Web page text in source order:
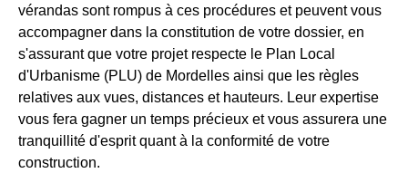
vérandas sont rompus à ces procédures et peuvent vous
accompagner dans la constitution de votre dossier, en
s'assurant que votre projet respecte le Plan Local
d'Urbanisme (PLU) de Mordelles ainsi que les règles
relatives aux vues, distances et hauteurs. Leur expertise
vous fera gagner un temps précieux et vous assurera une
tranquillité d'esprit quant à la conformité de votre
construction.